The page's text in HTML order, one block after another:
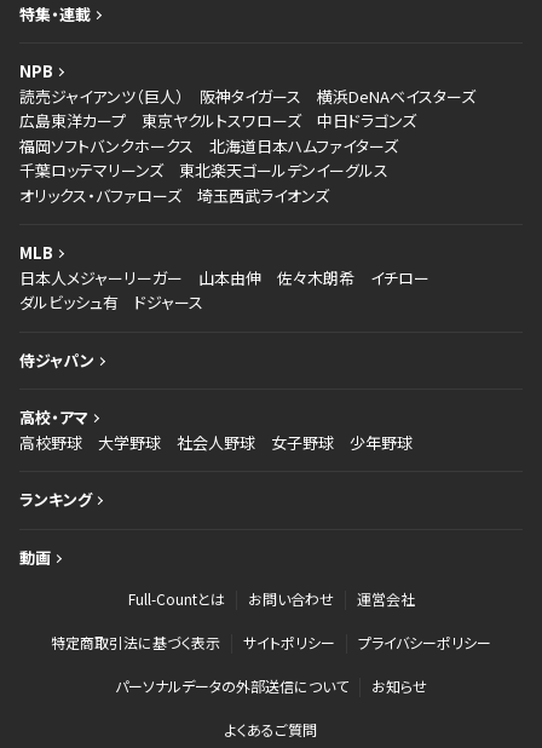
特集・連載
NPB
読売ジャイアンツ（巨人）
阪神タイガース
横浜DeNAベイスターズ
広島東洋カープ
東京ヤクルトスワローズ
中日ドラゴンズ
福岡ソフトバンクホークス
北海道日本ハムファイターズ
千葉ロッテマリーンズ
東北楽天ゴールデンイーグルス
オリックス・バファローズ
埼玉西武ライオンズ
MLB
日本人メジャーリーガー
山本由伸 佐々木朗希
イチロー
ダルビッシュ有
ドジャース
侍ジャパン
高校・アマ
高校野球
大学野球 社会人野球 女子野球 少年野球
ランキング
動画
Full-Countとは お問い合わせ 運営会社
特定商取引法に基づく表示 サイトポリシー プライバシーポリシー
パーソナルデータの外部送信について お知らせ
よくあるご質問